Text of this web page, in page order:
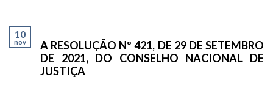
10
nov
A RESOLUÇÃO Nº 421, DE 29 DE SETEMBRO
DE 2021, DO CONSELHO NACIONAL DE
JUSTIÇA